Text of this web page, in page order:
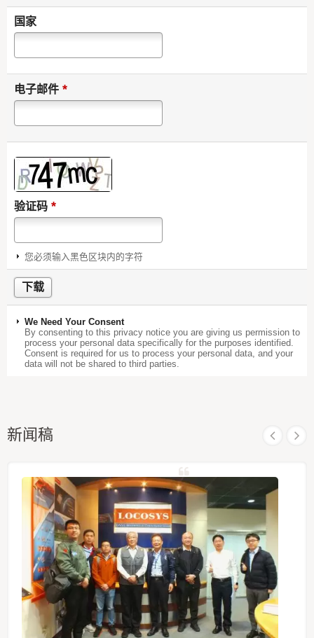
国家
电子邮件 *
验证码 *
您必须输入黑色区块内的字符
We Need Your Consent
By consenting to this privacy notice you are giving us permission to
process your personal data specifically for the purposes identified.
Consent is required for us to process your personal data, and your
data will not be shared to third parties.
新闻稿